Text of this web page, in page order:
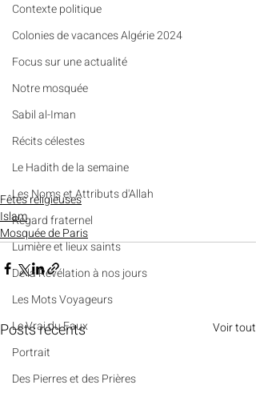
Contexte politique
Colonies de vacances Algérie 2024
​​Focus sur une actualité
Notre mosquée
Sabil al-Iman
Récits célestes
Le Hadith de la semaine
Les Noms et Attributs d'Allah
Regard fraternel
Lumière et lieux saints
De la Révélation à nos jours
Les Mots Voyageurs
Le Vrai du Faux
Portrait
Des Pierres et des Prières
Fêtes religieuses
Islam
Mosquée de Paris
Posts récents Voir tout